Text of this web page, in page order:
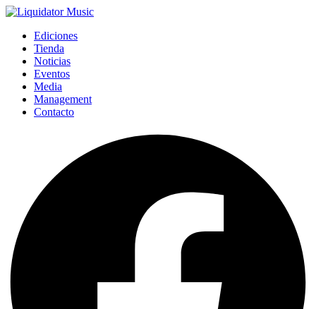
Ediciones
Tienda
Noticias
Eventos
Media
Management
Contacto